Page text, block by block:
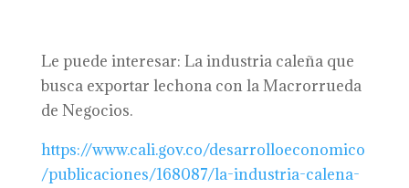
Le puede interesar: La industria caleña que
busca exportar lechona con la Macrorrueda
de Negocios.
https://www.cali.gov.co/desarrolloeconomico
/publicaciones/168087/la-industria-calena-